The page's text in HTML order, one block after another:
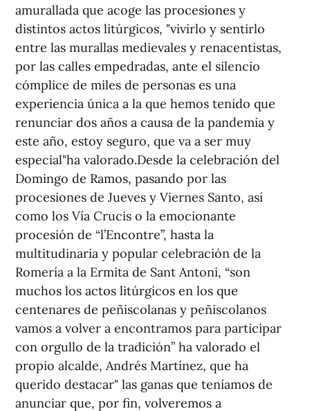
amurallada que acoge las procesiones y
distintos actos litúrgicos, "vivirlo y sentirlo
entre las murallas medievales y renacentistas,
por las calles empedradas, ante el silencio
cómplice de miles de personas es una
experiencia única a la que hemos tenido que
renunciar dos años a causa de la pandemia y
este año, estoy seguro, que va a ser muy
especial"ha valorado.Desde la celebración del
Domingo de Ramos, pasando por las
procesiones de Jueves y Viernes Santo, así
como los Vía Crucis o la emocionante
procesión de “l’Encontre”, hasta la
multitudinaria y popular celebración de la
Romería a la Ermita de Sant Antoni, “son
muchos los actos litúrgicos en los que
centenares de peñiscolanas y peñiscolanos
vamos a volver a encontramos para participar
con orgullo de la tradición” ha valorado el
propio alcalde, Andrés Martínez, que ha
querido destacar" las ganas que teníamos de
anunciar que, por fin, volveremos a